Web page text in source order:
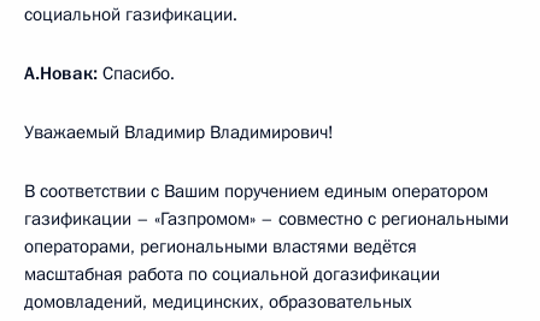
социальной газификации.
А.Новак: Спасибо.
Уважаемый Владимир Владимирович!
В соответствии с Вашим поручением единым оператором
газификации – «Газпромом» – совместно с региональными
операторами, региональными властями ведётся
масштабная работа по социальной догазификации
домовладений, медицинских, образовательных